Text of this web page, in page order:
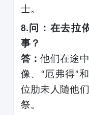
士。
8.问：在去拉
事？
答：他们在途
像、
“厄弗得”和
位肋未人随他
祭。